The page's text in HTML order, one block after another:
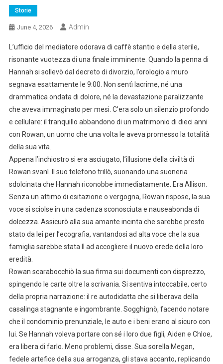
Storie
June 4, 2026 Admin
L’ufficio del mediatore odorava di caffè stantio e della sterile,
risonante vuotezza di una finale imminente. Quando la penna di
Hannah si sollevò dal decreto di divorzio, l’orologio a muro
segnava esattamente le 9:00. Non sentì lacrime, né una
drammatica ondata di dolore, né la devastazione paralizzante
che aveva immaginato per mesi. C’era solo un silenzio profondo
e cellulare: il tranquillo abbandono di un matrimonio di dieci anni
con Rowan, un uomo che una volta le aveva promesso la totalità
della sua vita.
Appena l’inchiostro si era asciugato, l’illusione della civiltà di
Rowan svanì. Il suo telefono trillò, suonando una suoneria
sdolcinata che Hannah riconobbe immediatamente. Era Allison.
Senza un attimo di esitazione o vergogna, Rowan rispose, la sua
voce si sciolse in una cadenza sconosciuta e nauseabonda di
dolcezza. Assicurò alla sua amante incinta che sarebbe presto
stato da lei per l’ecografia, vantandosi ad alta voce che la sua
famiglia sarebbe stata lì ad accogliere il nuovo erede della loro
eredità.
Rowan scarabocchiò la sua firma sui documenti con disprezzo,
spingendo le carte oltre la scrivania. Si sentiva intoccabile, certo
della propria narrazione: il re autodidatta che si liberava della
casalinga stagnante e ingombrante. Sogghignò, facendo notare
che il condominio prenunziale, le auto e i beni erano al sicuro con
lui. Se Hannah voleva portare con sé i loro due figli, Aiden e Chloe,
era libera di farlo. Meno problemi, disse. Sua sorella Megan,
fedele artefice della sua arroganza, gli stava accanto, replicando